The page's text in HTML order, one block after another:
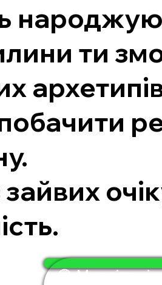
ти
зайвих
🟢 Мудрість і